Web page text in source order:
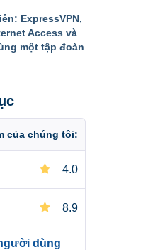
ExpressVPN,
Access và
một tập đoàn
của chúng tôi:
4.0
8.9
dùng